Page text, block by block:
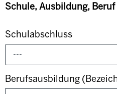
Schule, Ausbildung, Beruf
Schulabschluss
---
Berufsausbildung